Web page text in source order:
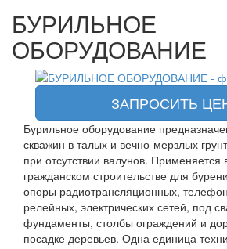
БУРИЛЬНОЕ
ОБОРУДОВАНИЕ
ЗАПРОСИТЬ
Бурильное оборудование
скважин в талых и вечно-мерзлых
при отсутствии валунов.
гражданском строительстве для
опоры радиотрансляционных,
релейных, электрических сетей, под
фундаменты, столбы ограждений и
посадке деревьев. Одна единица